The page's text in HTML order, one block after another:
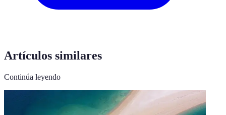
Artículos similares
Continúa leyendo